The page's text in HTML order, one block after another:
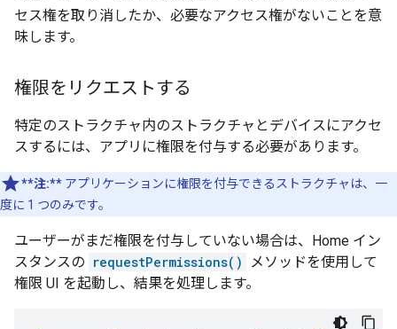
セス権を取り消したか、必要なアクセス権がないことを意
味します。
権限をリクエストする
特定のストラクチャ内のストラクチャとデバイスにアクセ
スするには、アプリに権限を付与する必要があります。
**注:** アプリケーションに権限を付与できるストラクチャは、一
度に 1 つのみです。
ユーザーがまだ権限を付与していない場合は、Home イン
スタンスの requestPermissions()
メソッドを使用して
権限 UI を起動し、結果を処理します。